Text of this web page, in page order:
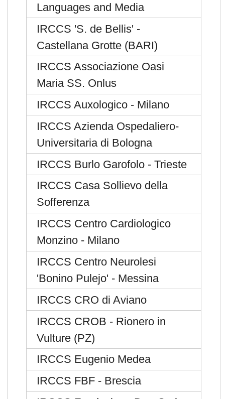
Languages and Media
IRCCS 'S. de Bellis' -
Castellana Grotte (BARI)
IRCCS Associazione Oasi
Maria SS. Onlus
IRCCS Auxologico - Milano
IRCCS Azienda Ospedaliero-
Universitaria di Bologna
IRCCS Burlo Garofolo - Trieste
IRCCS Casa Sollievo della
Sofferenza
IRCCS Centro Cardiologico
Monzino - Milano
IRCCS Centro Neurolesi
'Bonino Pulejo' - Messina
IRCCS CRO di Aviano
IRCCS CROB - Rionero in
Vulture (PZ)
IRCCS Eugenio Medea
IRCCS FBF - Brescia